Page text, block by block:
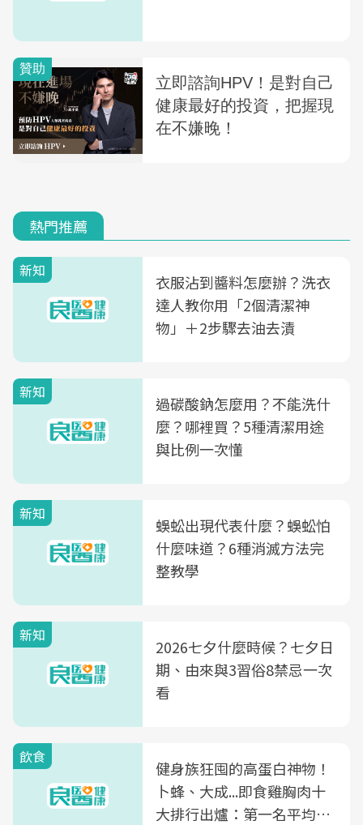
熱門推薦
新知
衣服沾到醬料怎麼辦？洗衣
達人教你用「2個清潔神
物」＋2步驟去油去漬
新知
過碳酸鈉怎麼用？不能洗什
麼？哪裡買？5種清潔用途
與比例一次懂
新知
蜈蚣出現代表什麼？蜈蚣怕
什麼味道？6種消滅方法完
整教學
新知
2026七夕什麼時候？七夕日
期、由來與3習俗8禁忌一次
看
飲食
健身族狂囤的高蛋白神物！
卜蜂、大成...即食雞胸肉十
大排行出爐：第一名平均一